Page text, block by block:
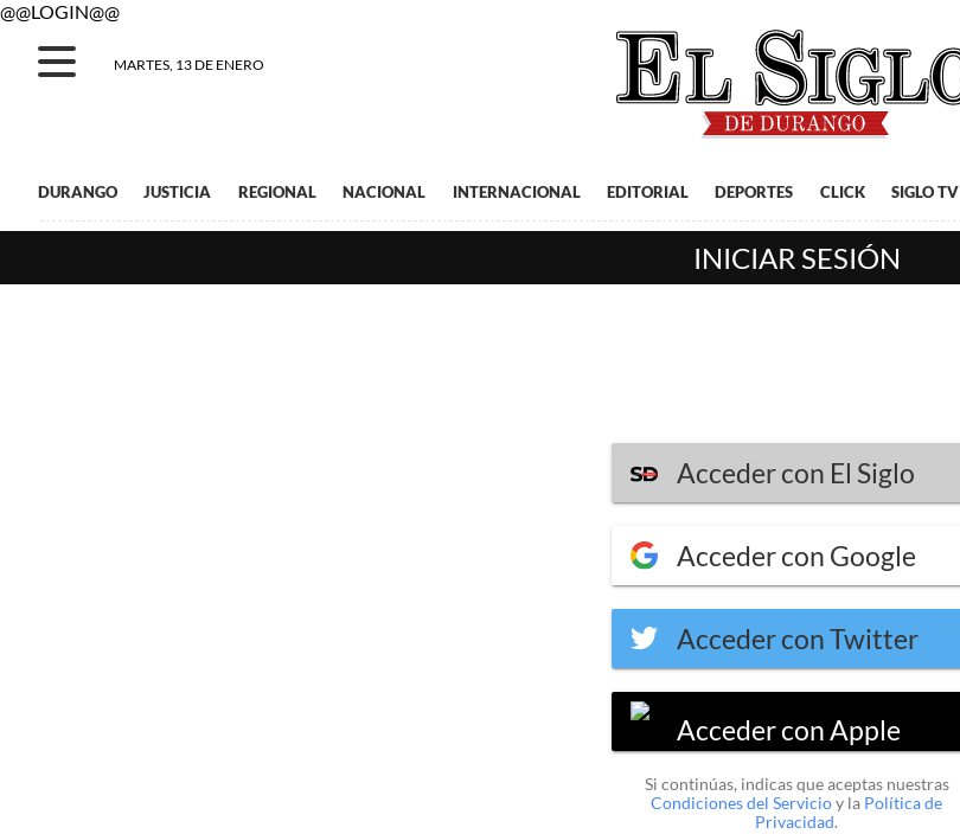
@@LOGIN@@
MARTES, 13 DE ENERO
DURANGO JUSTICIA REGIONAL NACIONAL INTERNACIONAL EDITORIAL DEPORTES CLICK SIGLO TV
INICIAR SESIÓN
Acceder con El Siglo
Acceder con Google
Acceder con Twitter
Acceder con Apple
Si continúas, indicas que aceptas nuestras
Condiciones del Servicioy la Política de
Privacidad.